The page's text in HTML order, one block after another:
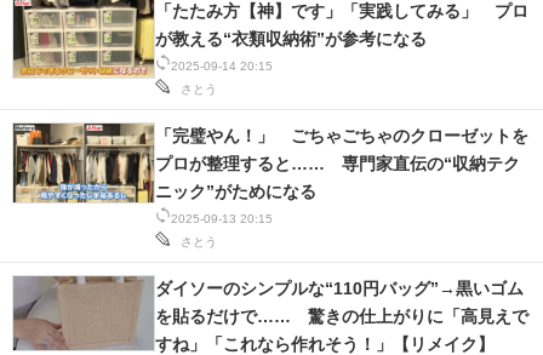
2025-09-14 20:15
さとう
「たたみ方【神】です」「実践してみる」 プロ
が教える“衣類収納術”が参考になる
2025-09-13 20:15
さとう
「完璧やん！」 ごちゃごちゃのクローゼットを
プロが整理すると…… 専門家直伝の“収納テク
ニック”がためになる
ダイソーのシンプルな“110円バッグ”→黒いゴム
を貼るだけで…… 驚きの仕上がりに「高見えで
すね」「これなら作れそう！」【リメイク】